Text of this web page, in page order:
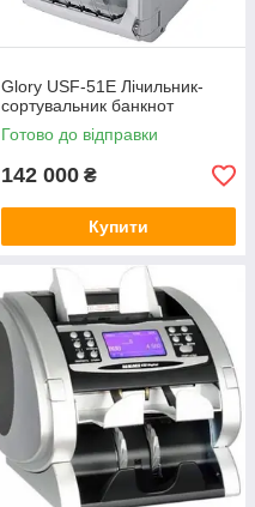
Glory USF-51E Лічильник-
сортувальник банкнот
Готово до відправки
142 000 ₴
Купити